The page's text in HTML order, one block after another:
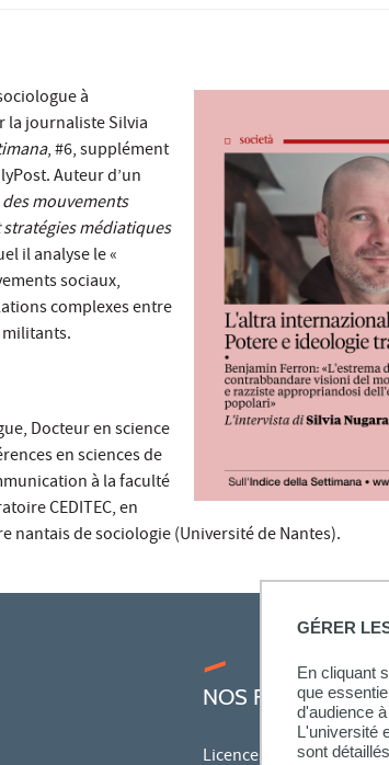
GÉRER
En cliquant
que
d'audience
L'université
sont
à
la journaliste Silvia
, #6, supplément
Auteur d’un
mouvements
médiatiques
il analyse le «
sociaux,
complexes entre
Docteur en science
en sciences de
à la faculté
CEDITEC, en
nantais de sociologie (Université de Nantes).
NOS FORMATIONS
Licences